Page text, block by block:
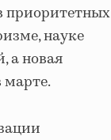
приоритетных
науке
а новая
марте.